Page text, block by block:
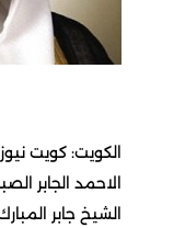
الكويت: كويت
الاحمد الجابر
الشيخ جابر